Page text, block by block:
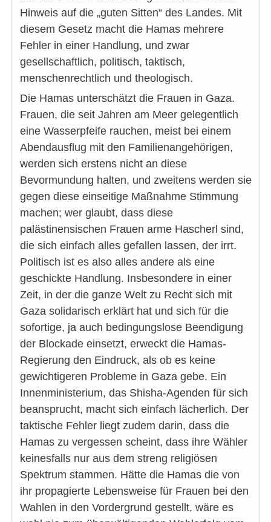
Hinweis auf die „guten Sitten“ des Landes. Mit
diesem Gesetz macht die Hamas mehrere
Fehler in einer Handlung, und zwar
gesellschaftlich, politisch, taktisch,
menschenrechtlich und theologisch.
Die Hamas unterschätzt die Frauen in Gaza.
Frauen, die seit Jahren am Meer gelegentlich
eine Wasserpfeife rauchen, meist bei einem
Abendausflug mit den Familienangehörigen,
werden sich erstens nicht an diese
Bevormundung halten, und zweitens werden sie
gegen diese einseitige Maßnahme Stimmung
machen; wer glaubt, dass diese
palästinensischen Frauen arme Hascherl sind,
die sich einfach alles gefallen lassen, der irrt.
Politisch ist es also alles andere als eine
geschickte Handlung. Insbesondere in einer
Zeit, in der die ganze Welt zu Recht sich mit
Gaza solidarisch erklärt hat und sich für die
sofortige, ja auch bedingungslose Beendigung
der Blockade einsetzt, erweckt die Hamas-
Regierung den Eindruck, als ob es keine
gewichtigeren Probleme in Gaza gebe. Ein
Innenministerium, das Shisha-Agenden für sich
beansprucht, macht sich einfach lächerlich. Der
taktische Fehler liegt zudem darin, dass die
Hamas zu vergessen scheint, dass ihre Wähler
keinesfalls nur aus dem streng religiösen
Spektrum stammen. Hätte die Hamas die von
ihr propagierte Lebensweise für Frauen bei den
Wahlen in den Vordergrund gestellt, wäre es